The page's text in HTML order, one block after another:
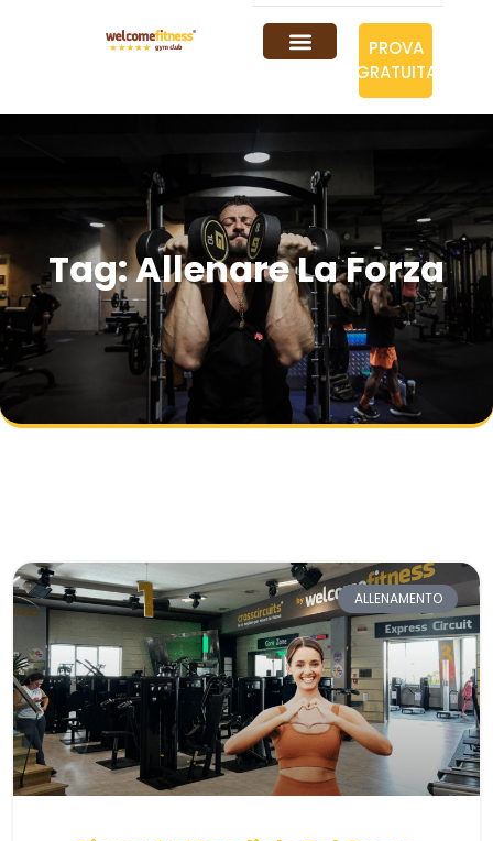
PROVA
GRATUITA
Tag: Allenare La Forza
ALLENAMENTO